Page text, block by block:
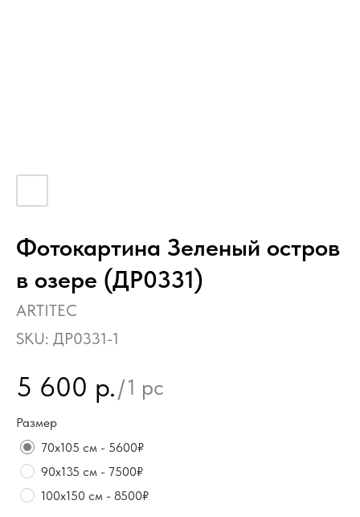
Фотокартина Зеленый остров
в озере (ДР0331)
ARTITEC
SKU: ДР0331-1
5 600 р./1 pc
Размер
70х105 см - 5600₽
90х135 см - 7500₽
100х150 см - 8500₽